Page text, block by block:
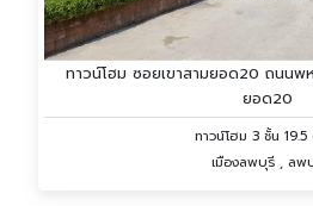
ทาวน์โฮม ซอยเขาสามยอด20 ถนนพ
ยอด20
ทาวน์โฮม 3 ชั้น 19.5
เมืองลพบุรี , ลพ